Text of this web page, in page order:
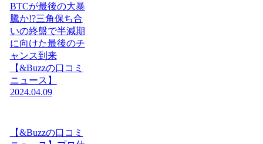
BTCが最後の大暴
騰か!?三角保ち合
いの終盤で半減期
に向けた最後のチ
ャンス到来
【&Buzzの口コミ
ニュース】
2024.04.09
【&Buzzの口コミ